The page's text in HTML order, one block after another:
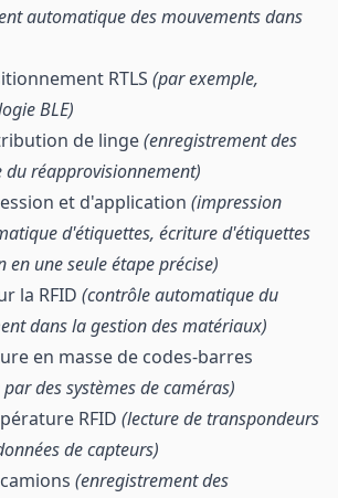
automatique des mouvements dans
RTLS (par exemple,
BLE)
de linge(enregistrement des
réapprovisionnement)
et d'application (impression
d'étiquettes, écriture d'étiquettes
en une seule étape précise)
la RFID (contrôle automatique du
dans la gestion des matériaux)
en masse de codes-barres
des systèmes de caméras)
RFID (lecture de transpondeurs
de capteurs)
(enregistrement des